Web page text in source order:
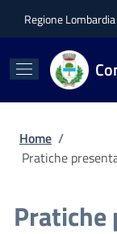
Regione Lombardia
Briciole
Home /
Pratiche
Pratiche